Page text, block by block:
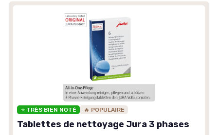
⭐ TRÈS BIEN NOTÉ 🔥 POPULAIRE
Tablettes de nettoyage Jura 3 phases